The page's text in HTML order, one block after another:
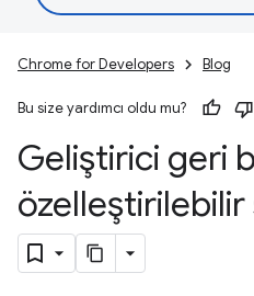
Chrome for Developers Blog
Bu size yardımcı oldu mu?
Geliştirici geri
özelleştirilebilir